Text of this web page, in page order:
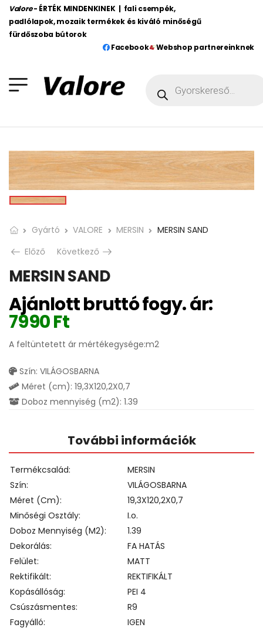
Valore - ÉRTÉK MINDENKINEK | fali csempék,
padlólapok, mozaik termékek és kiváló minőségű
fürdőszoba bútorok
Facebook
Webshop partnereinknek
Gyártó VALORE MERSIN
MERSIN SAND
Előző
Következő
MERSIN SAND
Ajánlott bruttó fogy. ár:
7990Ft
A feltüntetett ár mértékegysége:m2
Szín: VILÁGOSBARNA
Méret (cm): 19,3X120,2X0,7
Doboz mennyiség (m2): 1.39
További információk
Termékcsalád
MERSIN
Szín
VILÁGOSBARNA
Méret (cm)
19,3X120,2X0,7
Minőségi Osztály
I.o.
Doboz Mennyiség (m2)
1.39
Dekorálás
FA HATÁS
Felület
MATT
Rektifikált
REKTIFIKÁLT
Kopásállóság
PEI 4
Csúszásmentes
R9
Fagyálló
IGEN